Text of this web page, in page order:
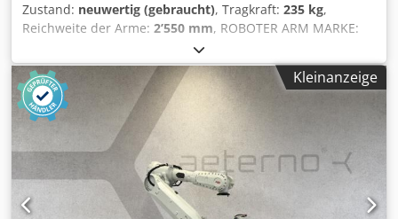
Zustand: neuwertig (gebraucht), Tragkraft: 235 kg,
Reichweite der Arme: 2’550 mm, ROBOTER ARM MARKE:
ABB MODELL: IRB 6640-235/2.55 Dsdjztdgrspfx Apqokr
TECHNISCHE BESCHREIBUNG NUTZLAST: 235 KG
MAX.REICHWEITE: 2550 MM STEUERUNG: IRC 5 DELIVERY
FROM GERMANY WAREHOUSE
Kleinanzeige